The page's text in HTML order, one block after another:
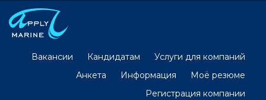
Вакансии Кандидатам
Услуги для компаний
Анкета
Информация
Моё резюме
Регистрация компании